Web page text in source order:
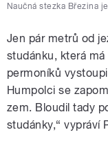
Naučná stezka Březina
Jen pár metrů od
studánku, která
permoníků
Humpolci se
zem. Bloudil tady
studánky,“ vypráví